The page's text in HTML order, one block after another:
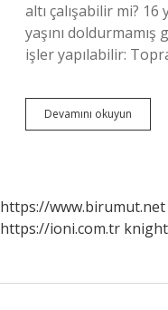
altı çalışabilir mi? 16
yaşını doldurmamış
işler yapılabilir:
Devamını okuyun
Ve
https://www.birumut.net
https://ioni.com.tr